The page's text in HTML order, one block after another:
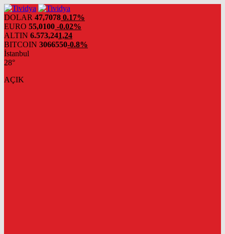
evden
eve
nakliyat
DOLAR 47,7078 0.17%
EURO 55,0100 -0.02%
ALTIN 6.573,241,24
BITCOIN 3066550-0.8%
İstanbul
28°
AÇIK